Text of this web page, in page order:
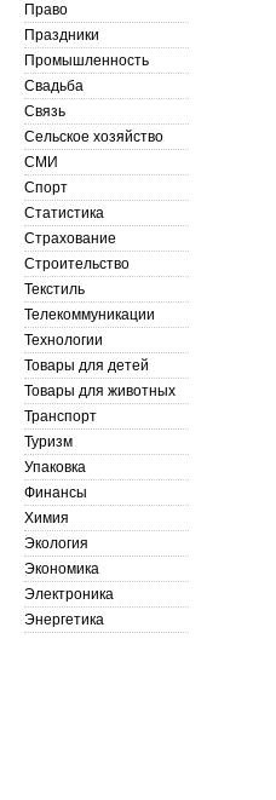
Право
Праздники
Промышленность
Свадьба
Связь
Сельское хозяйство
СМИ
Спорт
Статистика
Страхование
Строительство
Текстиль
Телекоммуникации
Технологии
Товары для детей
Товары для животных
Транспорт
Туризм
Упаковка
Финансы
Химия
Экология
Экономика
Электроника
Энергетика